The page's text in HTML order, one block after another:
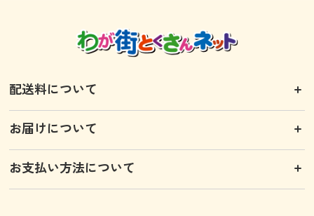
配送料について
お届けについて
お支払い方法について